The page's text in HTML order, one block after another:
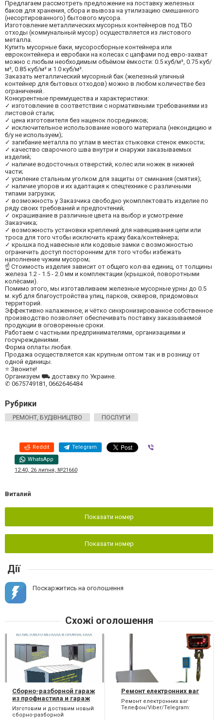
Предлагаем рассмотреть предложение на поставку железных
баков для хранения, сбора и вывоза на утилизацию смешанного
(несортированного) бытового мусора.
Изготовление металлических мусорных контейнеров под ТБО
отходы (коммунальный мусор) осуществляется из листового
металла.
Купить мусорные баки, мусоросборные контейнера или
евроконтейнера и евробаки на колесах с цапфами под евро-захват
можно с любым необходимым объёмом ёмкости: 0.5 куб/м³, 0.75 куб/
м³, 0.85 куб/м³ и 1.0 куб/м³.
Заказать металлический мусорный бак (железный уличный
контейнер для бытовых отходов) можно в любом количестве без
ограничений.
Конкурентные преимущества и характеристики:
✓ изготовление в соответствии с нормативными требованиями из
листовой стали;
✓ цена изготовителя без наценок посредников;
✓ исключительное использование нового материала (некондицию и
б/у не используем);
✓ загибание металла по углам в местах стыковки стенок емкости;
✓ качество сварочного шва внутри и снаружи заказываемых
изделий;
✓ наличие водосточных отверстий, колес или ножек в нижней
части;
✓ усиление стальным уголком для защиты от сминания (смятия);
✓ наличие упоров и их адаптация к спецтехнике с различными
типами загрузки;
✓ возможность у Заказчика свободно укомплектовать изделие по
ряду своих требований и предпочтений;
✓ окрашивание в различные цвета на выбор и усмотрение
Заказчика;
✓ возможность установки креплений для навешивания цепи или
троса для того чтобы исключить кражу бака/контейнера;
✓ крышка под навесные или кодовые замки с возможностью
ограничить доступ посторонним для того чтобы избежать
наполнение чужим мусором;
☝ Стоимость изделия зависит от общего кол-ва единиц, от толщины
железа 1.2 - 1.5 - 2.0 мм и комплектации (крышкой, поворотными
колёсами).
Помимо этого, мы изготавливаем железные мусорные урны до 0.5
м. куб для благоустройства улиц, парков, скверов, придомовых
территорий.
Эффективно налаженное, и чётко синхронизированное собственное
производство позволяет обеспечивать поставку заказываемой
продукции в оговоренные сроки.
Работаем с частными предпринимателями, организациями и
госучреждениями.
Форма оплаты любая.
Продажа осуществляется как крупным оптом так и в розницу от
одной единицы.
⭐ Звоните!
Организуем ⛟ доставку по Украине.
✆ 0675749181, 0662646484
Рубрики
РЕМОНТ, БУДІВНИЦТВО ПОСЛУГИ
Reddit Telegram
WhatsApp
12:40, 26 липня, №21660
Виталий
Показати номер
Показати номер
Дії
Поскаржитись на оголошення
Схожі оголошення
Сборно-разборной гараж
из профнастила и гараж
из листового металла
Изготовим и доставим новый
сборно-разборной
Ремонт електронних ваг
Ремонт електронних ваг
Телефон/Viber/Telegram: